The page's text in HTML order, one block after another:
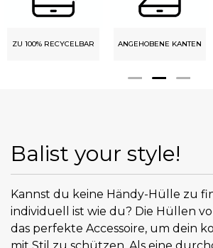
ZU 100% RECYCELBAR ANGEHOBENE KANTEN
Balist your style!
Kannst du keine Händy-Hülle zu
individuell ist wie du? Die Hüllen
das perfekte Accessoire, um dein